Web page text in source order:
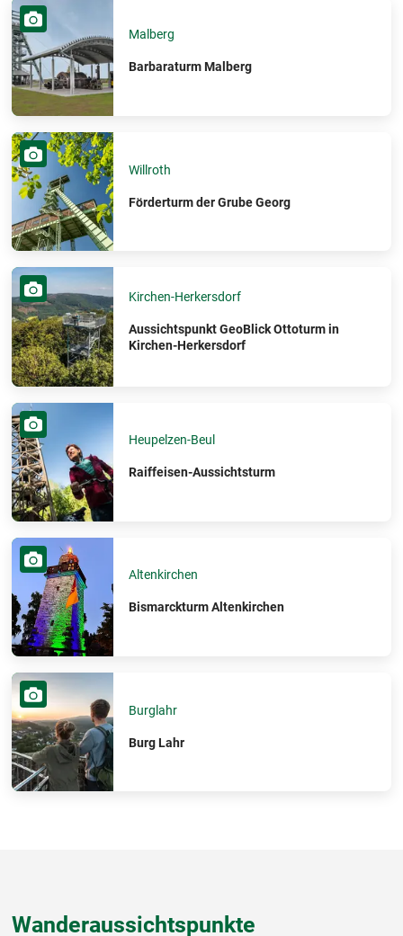
Malberg
Barbaraturm Malberg
Willroth
Förderturm der Grube Georg
Kirchen-Herkersdorf
Aussichtspunkt GeoBlick Ottoturm in
Kirchen-Herkersdorf
Heupelzen-Beul
Raiffeisen-Aussichtsturm
Altenkirchen
Bismarckturm Altenkirchen
Burglahr
Burg Lahr
Wanderaussichtspunkte